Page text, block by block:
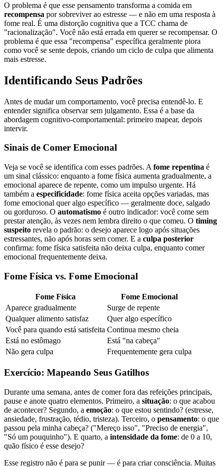
O problema é que esse pensamento transforma a comida em
recompensa por sobreviver ao estresse — e não em uma resposta à
fome real. É uma distorção cognitiva que a TCC chama de
"racionalização". Você não está errada em querer se recompensar. O
problema é que essa "recompensa" específica geralmente piora
como você se sente depois, criando um ciclo de culpa que alimenta
mais estresse.
Identificando Seus Padrões
Antes de mudar um comportamento, você precisa entendê-lo. E
entender significa observar sem julgamento. Essa é a base da
abordagem cognitivo-comportamental: primeiro mapear, depois
intervir.
Sinais de Comer Emocional
Veja se você se identifica com esses padrões. A fome repentina é
um sinal clássico: enquanto a fome física aumenta gradualmente, a
emocional aparece de repente, como um impulso urgente. Há
também a especificidade: fome física aceita opções variadas, mas
fome emocional quer algo específico — geralmente doce, salgado
ou gorduroso. O automatismo é outro indicador: você come sem
prestar atenção, às vezes nem lembra direito o que comeu. O timing
suspeito revela o padrão: o desejo aparece logo após situações
estressantes, não após horas sem comer. E a culpa posterior
confirma: fome física satisfeita não deixa culpa, enquanto comer
emocional frequentemente deixa.
Fome Física vs. Fome Emocional
Fome Física
Fome Emocional
Aparece gradualmente
Surge de repente
Qualquer alimento satisfaz
Quer algo específico
Você para quando está satisfeita Continua mesmo cheia
Está no estômago
Está "na cabeça"
Não gera culpa
Frequentemente gera culpa
Exercício: Mapeando Seus Gatilhos
Durante uma semana, antes de comer fora das refeições principais,
pause e anote quatro elementos. Primeiro, a situação: o que acabou
de acontecer? Segundo, a emoção: o que estou sentindo? (estresse,
ansiedade, frustração, tédio, tristeza). Terceiro, o pensamento: o que
passou pela minha cabeça? ("Mereço isso", "Preciso de energia",
"Só um pouquinho"). E quarto, a intensidade da fome: de 0 a 10,
quão físico é esse desejo?
Esse registro não é para se punir — é para criar consciência. Muitas